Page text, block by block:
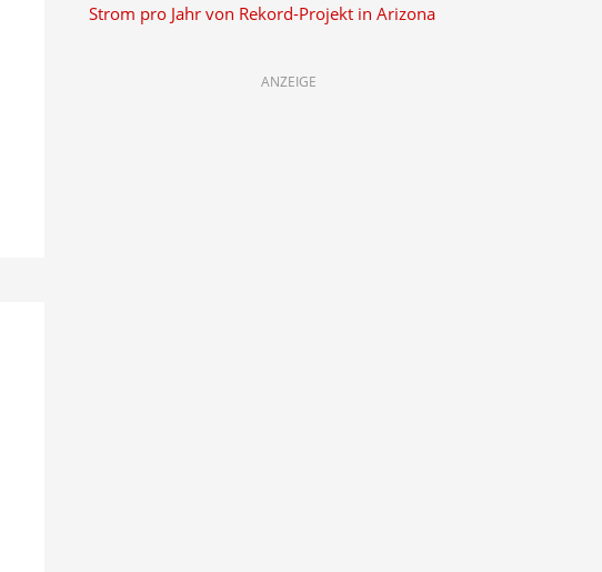
Strom pro Jahr von Rekord-Projekt in Arizona
ANZEIGE